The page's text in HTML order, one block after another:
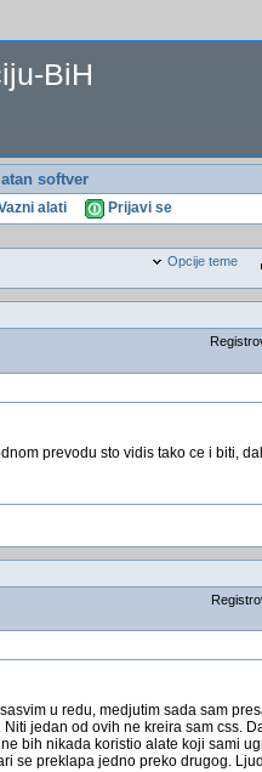
BiH
softver
alati Prijavi se
Opcije teme
prevodu sto vidis tako ce i biti,
u redu, medjutim sada sam
jedan od ovih ne kreira sam css.
bih nikada koristio alate koji sami
se preklapa jedno preko drugog.